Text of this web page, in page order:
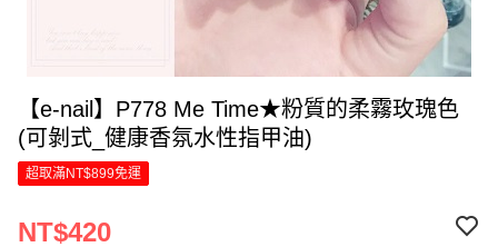
【e-nail】P778 Me Time★粉質的柔霧玫瑰色
(可剝式_健康香氛水性指甲油)
超取滿NT$899免運
NT$420